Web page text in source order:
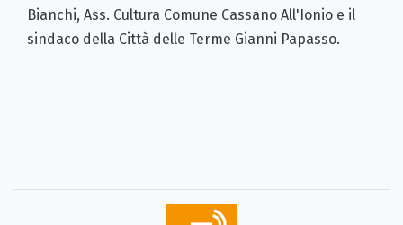
Bianchi, Ass. Cultura Comune Cassano All'Ionio e il
sindaco della Città delle Terme Gianni Papasso.